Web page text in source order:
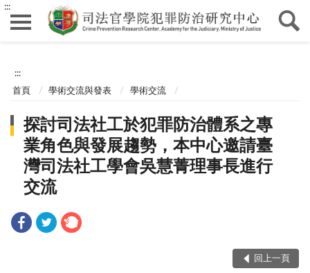
:::
:::
首頁 學術交流與發表 學術交流
探討司法社工於犯罪防治體系之專
業角色與發展趨勢，本中心邀請臺
灣司法社工學會吳慧菁理事長進行
交流
回上一頁